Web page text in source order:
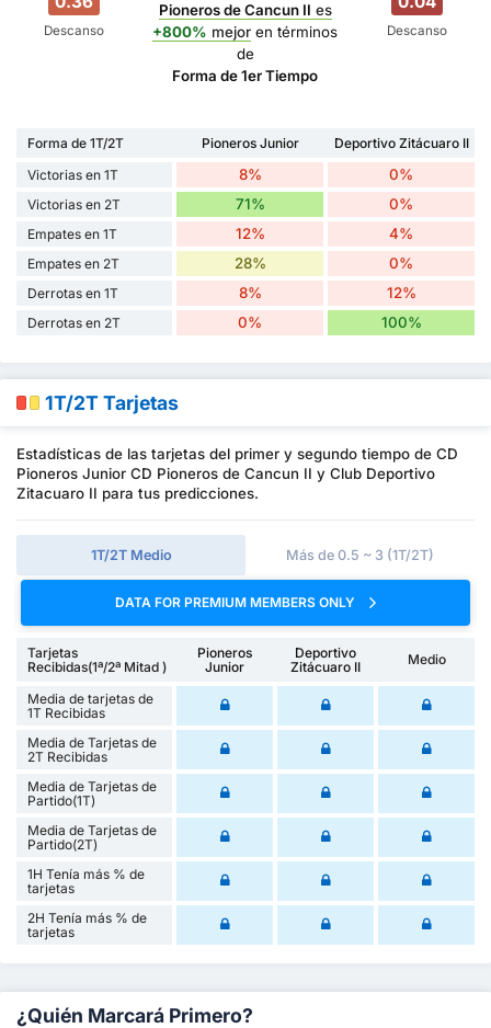
Descanso
Pioneros de Cancun II es
+800% mejor en términos
de
Forma de 1er Tiempo
Descanso
Forma de 1T/2T Pioneros Junior
Deportivo Zitácuaro II
Victorias en 1T
8% 0%
Victorias en 2T 71% 0%
Empates en 1T 12% 4%
Empates en 2T 28% 0%
Derrotas en 1T 8% 12%
Derrotas en 2T 0% 100%
1T/2T Tarjetas
Estadísticas de las tarjetas del primer y segundo tiempo de CD
Pioneros Junior CD Pioneros de Cancun II y Club Deportivo
Zitacuaro II para tus predicciones.
1T/2T Medio Más de 0.5 ~ 3 (1T/2T)
DATA FOR PREMIUM MEMBERS ONLY
Tarjetas
Recibidas(1ª/2ª Mitad )
Pioneros
Junior
Deportivo
Zitácuaro II
Medio
Media de tarjetas de
1T Recibidas
Media de Tarjetas de
2T Recibidas
Media de Tarjetas de
Partido(1T)
Media de Tarjetas de
Partido(2T)
1H Tenía más % de
tarjetas
2H Tenía más % de
tarjetas
¿Quién Marcará Primero?